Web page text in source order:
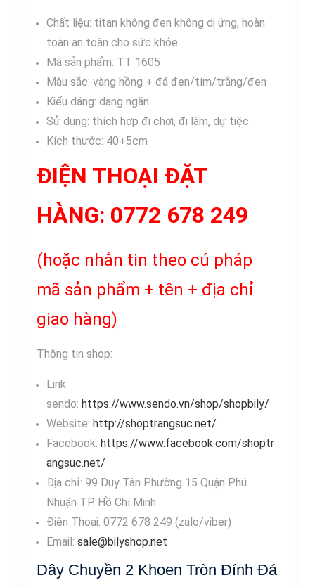
Chất liệu: titan không đen không dị ứng, hoàn
toàn an toàn cho sức khỏe
Mã sản phẩm: TT 1605
Màu sắc: vàng hồng + đá đen/tím/trắng/đen
Kiểu dáng: dạng ngắn
Sử dụng: thích hợp đi chơi, đi làm, dự tiệc
Kích thước: 40+5cm
ĐIỆN THOẠI ĐẶT
HÀNG: 0772 678 249
(hoặc nhắn tin theo cú pháp
mã sản phẩm + tên + địa chỉ
giao hàng)
Thông tin shop:
Link
sendo: https://www.sendo.vn/shop/shopbily/
Website: http://shoptrangsuc.net/
Facebook: https://www.facebook.com/shoptr
angsuc.net/
Địa chỉ: 99 Duy Tân Phường 15 Quận Phú
Nhuận TP. Hồ Chí Minh
Điện Thoại: 0772 678 249 (zalo/viber)
Email: sale@bilyshop.net
Dây Chuyền 2 Khoen Tròn Đính Đá